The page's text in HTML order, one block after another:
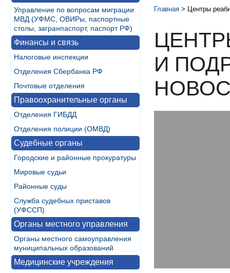
Управление по вопросам миграции
МВД (УФМС, ОВИРы, паспортные
столы, загранпаспорт, паспорт РФ)
Финансы и связь
Налоговые инспекции
Отделения Сбербанка РФ
Почтовые отделения
Правоохранительные органы
Отделения ГИБДД
Отделения полиции (ОМВД)
Судебные органы
Городские и районные прокуратуры
Мировые судьи
Районные суды
Служба судебных приставов
(УФССП)
Органы местного управления
Органы местного самоуправления
муниципальных образований
Медицинские учреждения
Главная > Центры
И